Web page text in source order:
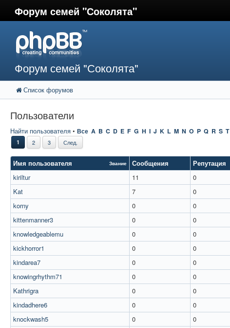
Форум семей "Соколята"
Форум семей "Соколята"
Список форумов
Пользователи
Найти пользователя • Все A B C D E F G H I J K L M N O P Q R S T
1 2 3 След.
Имя пользователя Звание Сообщения Репутация
kiriltur
11 0
Kat
7 0
korny
0 0
kittenmanner3
0 0
knowledgeablemu
0 0
kickhorror1
0 0
kindarea7
0 0
knowingrhythm71
0 0
Kathrigra
0 0
kindadhere6
0 0
knockwash5
0 0